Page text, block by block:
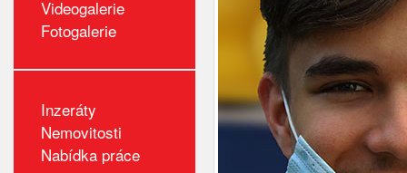
Videogalerie
Fotogalerie
Inzeráty
Nemovitosti
Nabídka práce